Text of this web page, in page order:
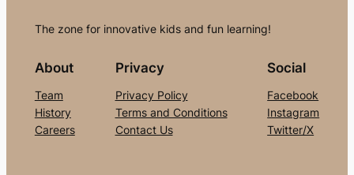
The zone for innovative kids and fun learning!
About
Team
History
Careers
Privacy
Privacy Policy
Terms and Conditions
Contact Us
Social
Facebook
Instagram
Twitter/X